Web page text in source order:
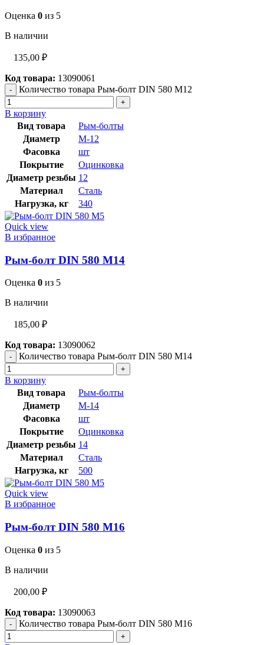
Оценка 0 из 5
В наличии
135,00 ₽
Код товара: 13090061
Количество товара Рым-болт DIN 580 М12
В корзину
Вид товара
Рым-болты
Диаметр
М-12
Фасовка
шт
Покрытие
Оцинковка
Диаметр резьбы 12
Материал
Сталь
Нагрузка, кг
340
Quick view
В избранное
Рым-болт DIN 580 М14
Оценка 0 из 5
В наличии
185,00 ₽
Код товара: 13090062
Количество товара Рым-болт DIN 580 М14
В корзину
Вид товара
Рым-болты
Диаметр
М-14
Фасовка
шт
Покрытие
Оцинковка
Диаметр резьбы 14
Материал
Сталь
Нагрузка, кг
500
Quick view
В избранное
Рым-болт DIN 580 М16
Оценка 0 из 5
В наличии
200,00 ₽
Код товара: 13090063
Количество товара Рым-болт DIN 580 М16